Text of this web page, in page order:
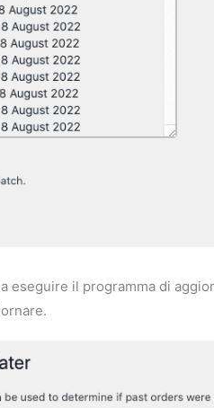
eseguire il programma di